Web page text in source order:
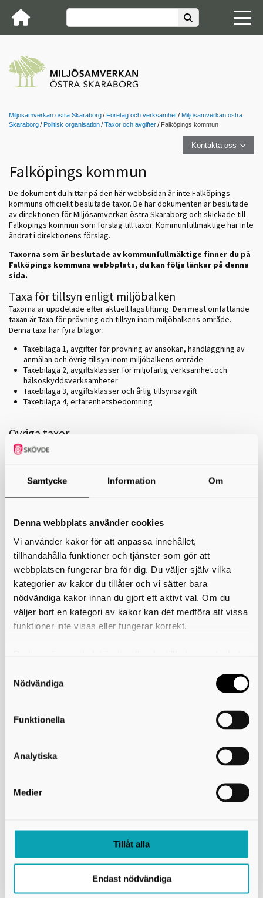
Samtycke Information Om
Denna webbplats använder cookies
Vi använder kakor för att anpassa innehållet,
tillhandahålla funktioner och tjänster som gör att
webbplatsen fungerar bra för dig. Du väljer själv vilka
kategorier av kakor du tillåter och vi sätter bara
nödvändiga kakor innan du gjort ett aktivt val. Om du
väljer bort en kategori av kakor kan det medföra att vissa
funktioner inte visas eller fungerar korrekt.
användning av kakor som du hittar längst ner på sidan
Nödvändiga
Funktionella
Analytiska
Medier
Tillåt alla
Endast nödvändiga
Miljösamverkan östra Skaraborg Företag och verksamhet
Miljösamverkan östra
Skaraborg
Politisk organisation Taxor och avgifter Falköpings kommun
Kontakta oss
Falköpings kommun
De dokument du hittar på den här webbsidan är inte Falköpings
kommuns officiellt beslutade taxor. De här dokumenten är beslutade
av direktionen för Miljösamverkan östra Skaraborg och skickade till
Falköpings kommun som förslag till taxor. Kommunfullmäktige har inte
ändrat i direktionens förslag.
Taxorna som är beslutade av kommunfullmäktige finner du på
Falköpings kommuns webbplats, du kan följa länkar på denna
sida.
Taxa för tillsyn enligt miljöbalken
Taxorna är uppdelade efter aktuell lagstiftning. Den mest omfattande
taxan är Taxa för prövning och tillsyn inom miljöbalkens område.
Denna taxa har fyra bilagor:
Taxebilaga 1, avgifter för prövning av ansökan, handläggning av
anmälan och övrig tillsyn inom miljöbalkens område
Taxebilaga 2, avgiftsklasser för miljöfarlig verksamhet och
hälsoskyddsverksamheter
Taxebilaga 3, avgiftsklasser och årlig tillsynsavgift
Taxebilaga 4, erfarenhetsbedömning
Övriga taxor
Taxa för offentlig kontroll enligt livsmedelslagstagstiftningen
Taxa för tillsyn enligt lagen om sprängämnesprekursorer
Taxa för prövning och tillsyn inom
miljöbalkens område
Taxa för offentlig kontroll av livsmedel,
planerad kontroll
1 394 kr
Taxa för offentlig kontroll av livsmedel,
extra kontroll
1 128 kr
Taxa för offentlig kontroll av livsmedel,
Taxa för tillsyn inom strålskyddslagens
1 053 kr
Inställelseavgift för extra tillsyn (kronor
242 kr
Skriv ut
Länkar
Miljöbalkstaxa 2019-2021
Livsmedelstaxa 2019-2021